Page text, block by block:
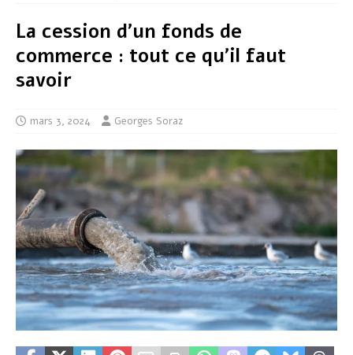
La cession d’un fonds de
commerce : tout ce qu’il faut
savoir
mars 3, 2024 Georges Soraz